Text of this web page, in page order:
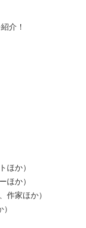
介！
ほか）
ほか）
作家ほか）